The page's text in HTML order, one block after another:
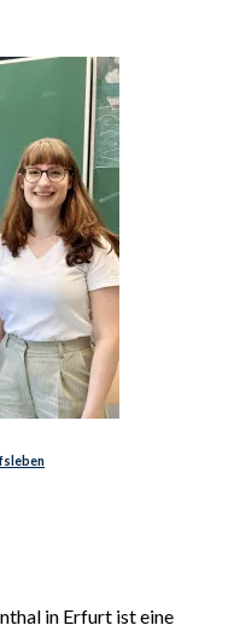
in Erfurt ist eine